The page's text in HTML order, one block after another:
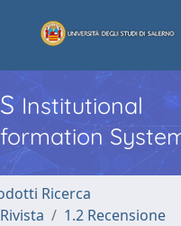
Institutional
Ricerca
1.2 Recensione